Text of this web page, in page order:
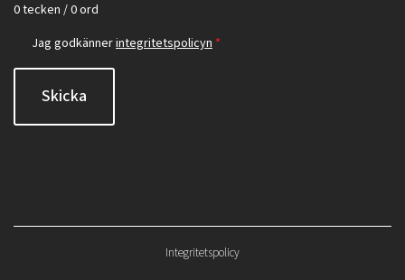
0 tecken / 0 ord
Jag godkännerintegritetspolicyn *
Skicka
Integritetspolicy